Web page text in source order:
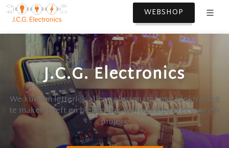
WEBSHOP
J.C.G. Electronics
We kunnen letterlijk alles oplossen wat met elektriciteit
te maken heeft en bieden ook een totaalpakket voor elk
project.